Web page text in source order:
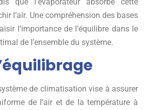
l’air. Une compréhension des bases
l’importance de l’équilibre dans le
de l’ensemble du système.
de climatisation vise à assurer
de l’air et de la température à